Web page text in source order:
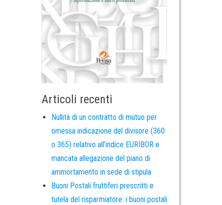
Articoli recenti
Nullità di un contratto di mutuo per
omessa indicazione del divisore (360
o 365) relativo all’indice EURIBOR e
mancata allegazione del piano di
ammortamento in sede di stipula
Buoni Postali fruttiferi prescritti e
tutela del risparmiatore: i buoni postali